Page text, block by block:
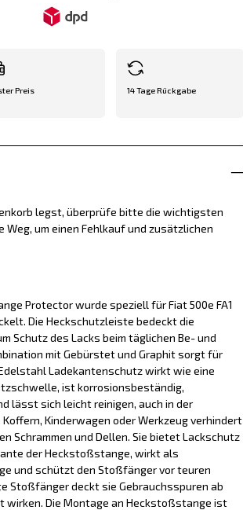
Preis 14 Tage Rückgabe
legst, überprüfe bitte die wichtigsten
um einen Fehlkauf und zusätzlichen
Protector wurde speziell für Fiat 500e FA1
Die Heckschutzleiste bedeckt die
Schutz des Lacks beim täglichen Be- und
mit Gebürstet und Graphit sorgt für
Ladekantenschutz wirkt wie eine
ist korrosionsbeständig,
lässt sich leicht reinigen, auch in der
Kinderwagen oder Werkzeug verhindert
Schrammen und Dellen. Sie bietet Lackschutz
der Heckstoßstange, wirkt als
und schützt den Stoßfänger vor teuren
Stoßfänger deckt sie Gebrauchsspuren ab
wirken. Die Montage an Heckstoßstange ist